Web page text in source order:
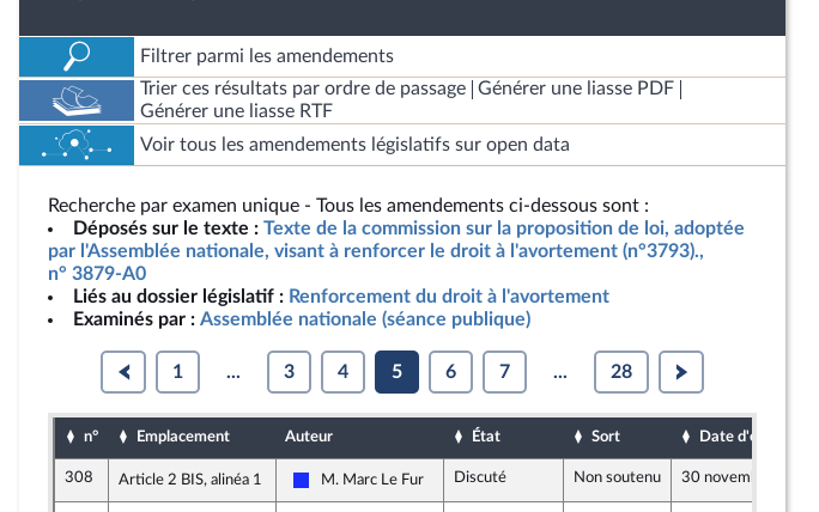
Filtrer parmi les amendements
Trier ces résultats par ordre de passage
Générer une liasse PDF
Générer une liasse RTF
Voir tous les amendements législatifs sur open data
Recherche par examen unique - Tous les amendements ci-dessous sont :
Déposés sur le texte : Texte de la commission sur la proposition de loi, adoptée
par l'Assemblée nationale, visant à renforcer le droit à l'avortement (n°3793).,
n° 3879-A0
Liés au dossier législatif : Renforcement du droit à l'avortement
Examinés par : Assemblée nationale (séance publique)
1 ... 3 4 5 6 7 ... 28
n° Emplacement Auteur État Sort Date d'examen
308 Article 2 BIS, alinéa 1
Les Républicains
M. Marc Le Fur Discuté Non soutenu 30 novembre 2021